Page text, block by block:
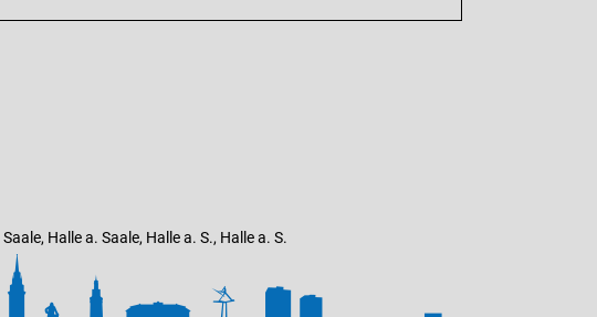
Halle a. Saale, Halle a. S., Halle a. S.